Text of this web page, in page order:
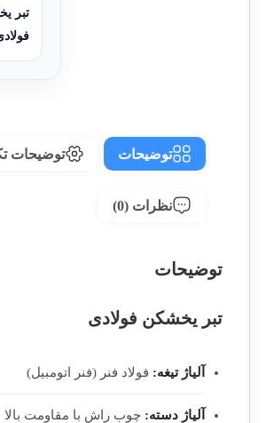
تبر
توضیحات توضیحات
نظرات (0)
توضیحات
تبر یخشکن فولادی
آلیاژ تیغه: فولاد فنر (فنر اتومبیل)
آلیاژ دسته: چوب راش با مقاومت بالا